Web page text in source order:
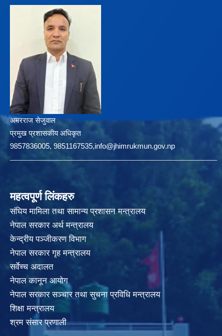
अमरराज सेजुवाल
प्रमुख प्रशासकीय अधिकृत
9857836005, 9851167535,info@jhimrukmun.gov.np
महत्वपूर्ण लिंकहरु
संघिय मामिला तथा सामान्य प्रशासन मन्त्रालय
नेपाल सरकार अर्थ मन्त्रालय
केन्द्रीय पञ्जीकरण विभाग
नेपाल सरकार गृह मन्त्रालय
सर्वेच्च अदालत
नेपाल कानून आयोग
नेपाल सरकार सञ्चार तथा सुचना प्रविधि मन्त्रालय
शिक्षा मन्त्रालय
श्रम संसार प्रणाली